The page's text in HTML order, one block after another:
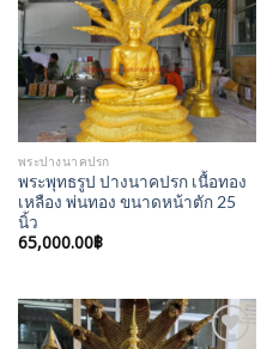
พระปางนาคปรก
พระพุทธรูป ปางนาคปรก เนื้อทอง
เหลือง พ่นทอง ขนาดหน้าตัก 25
นิ้ว
65,000.00฿